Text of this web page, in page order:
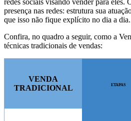
redes sociais visando vender para eles.
presença nas redes: estrutura sua
que isso não fique explícito no dia a dia.
Confira, no quadro a seguir, como a
técnicas tradicionais de vendas:
VENDA
TRADICIONAL
ETAPAS